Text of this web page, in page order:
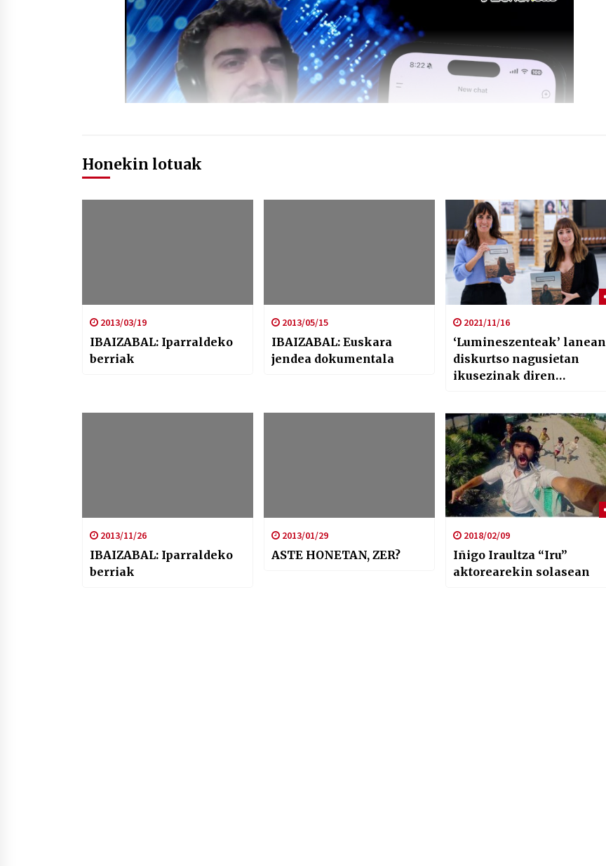
Honekin lotuak
2013/03/19
IBAIZABAL: Iparraldeko
berriak
2013/05/15
IBAIZABAL: Euskara
jendea dokumentala
2021/11/16
‘Lumineszenteak’ lanean
diskurtso nagusietan
ikusezinak diren
bildu dituzte
2013/11/26
IBAIZABAL: Iparraldeko
berriak
2013/01/29
ASTE HONETAN, ZER?
2018/02/09
Iñigo Iraultza “Iru”
aktorearekin solasean